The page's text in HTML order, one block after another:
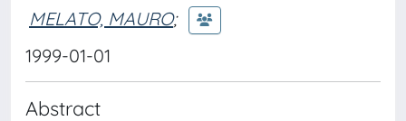
MELATO, MAURO;
1999-01-01
Abstract